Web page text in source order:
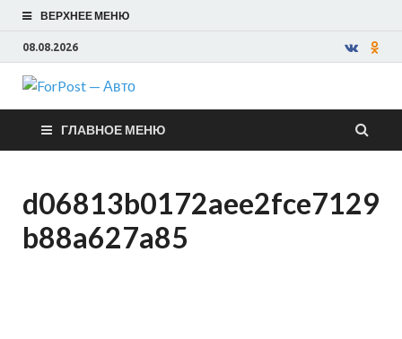
ВЕРХНЕЕ МЕНЮ
08.08.2026
ForPost —
Авто
ГЛАВНОЕ МЕНЮ
d06813b0172aee2fce7129
b88a627a85